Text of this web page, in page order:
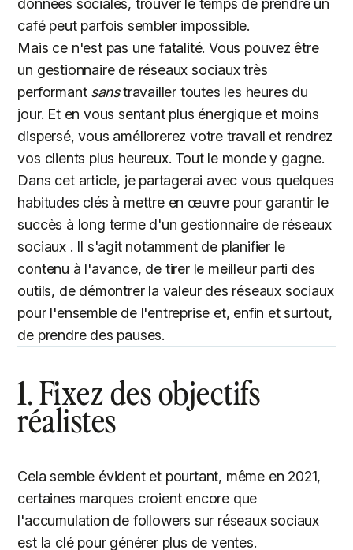
café peut parfois sembler impossible.
Mais ce n'est pas une fatalité. Vous pouvez être
un gestionnaire de réseaux sociaux très
performant sanstravailler toutes les heures du
jour. Et en vous sentant plus énergique et moins
dispersé, vous améliorerez votre travail et rendrez
vos clients plus heureux. Tout le monde y gagne.
Dans cet article, je partagerai avec vous quelques
habitudes clés à mettre en œuvre pour garantir le
succès à long terme d'un gestionnaire de réseaux
sociaux . Il s'agit notamment de planifier le
contenu à l'avance, de tirer le meilleur parti des
outils, de démontrer la valeur des réseaux sociaux
pour l'ensemble de l'entreprise et, enfin et surtout,
de prendre des pauses.
1. Fixez des objectifs
réalistes
Cela semble évident et pourtant, même en 2021,
certaines marques croient encore que
l'accumulation de followers sur réseaux sociaux
est la clé pour générer plus de ventes.